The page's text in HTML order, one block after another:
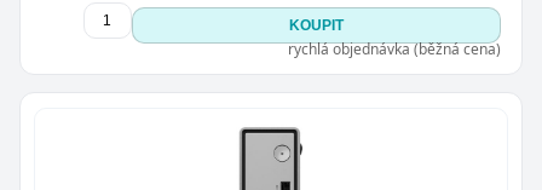
KOUPIT
rychlá objednávka (běžná cena)